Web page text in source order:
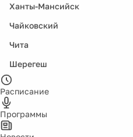
Ханты-Мансийск
Чайковский
Чита
Шерегеш
Расписание
Программы